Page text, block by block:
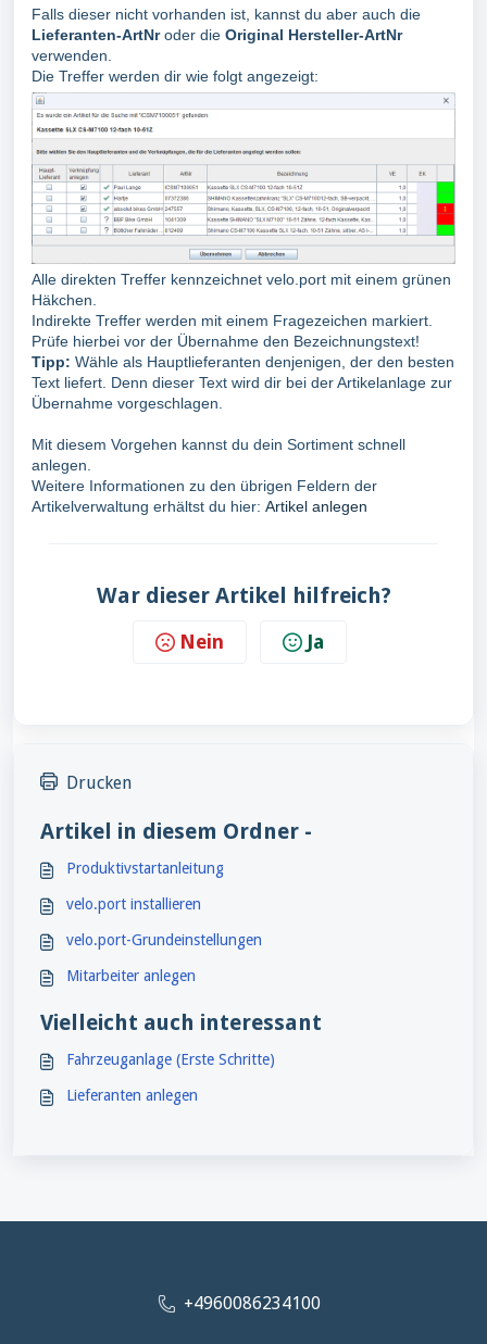
Falls dieser nicht vorhanden ist, kannst du aber auch die
Lieferanten-ArtNroder die Original Hersteller-ArtNr
verwenden.
Die Treffer werden dir wie folgt angezeigt:
Alle direkten Treffer kennzeichnet velo.port mit einem grünen
Häkchen.
Indirekte Treffer werden mit einem Fragezeichen markiert.
Prüfe hierbei vor der Übernahme den Bezeichnungstext!
Tipp: Wähle als Hauptlieferanten denjenigen, der den besten
Text liefert. Denn dieser Text wird dir bei der Artikelanlage zur
Übernahme vorgeschlagen.
Mit diesem Vorgehen kannst du dein Sortiment schnell
anlegen.
Weitere Informationen zu den übrigen Feldern der
Artikelverwaltung erhältst du hier: Artikel anlegen
War dieser Artikel hilfreich?
Nein Ja
Drucken
Artikel in diesem Ordner -
Produktivstartanleitung
velo.port installieren
velo.port-Grundeinstellungen
Mitarbeiter anlegen
Vielleicht auch interessant
Fahrzeuganlage (Erste Schritte)
Lieferanten anlegen
+4960086234100